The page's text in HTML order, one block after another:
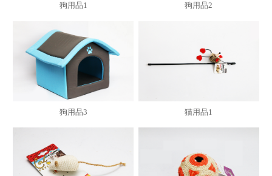
狗用品1 狗用品2
狗用品3 猫用品1